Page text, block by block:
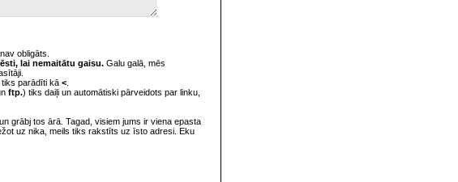
obligāts.
lai nemaitātu gaisu. Galu galā, mēs
parādīti kā <
ftp.) tiks daiļi un automātiski pārveidots par linku,
grābj tos ārā. Tagad, visiem jums ir viena epasta
uz nika, meils tiks rakstīts uz īsto adresi. Eku